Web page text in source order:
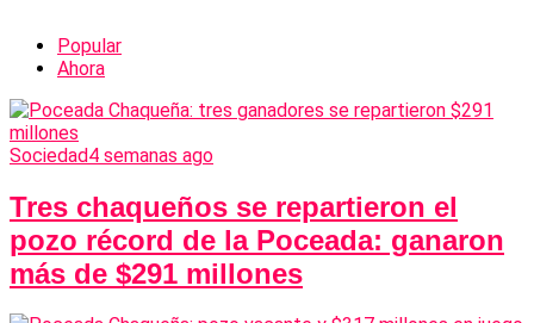
Popular
Ahora
Sociedad4 semanas ago
Tres chaqueños se repartieron el
pozo récord de la Poceada: ganaron
más de $291 millones